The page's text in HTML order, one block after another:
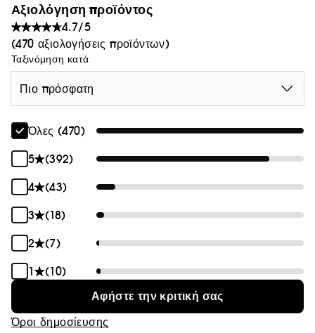
Αξιολόγηση προϊόντος
4.7/5
(470 αξιολογήσεις προϊόντων)
Ταξινόμηση κατά
Πιο πρόσφατη
Όλες (470)
5
(392)
4
(43)
3
(18)
2
(7)
1
(10)
Αφήστε την κριτική σας
Όροι δημοσίευσης